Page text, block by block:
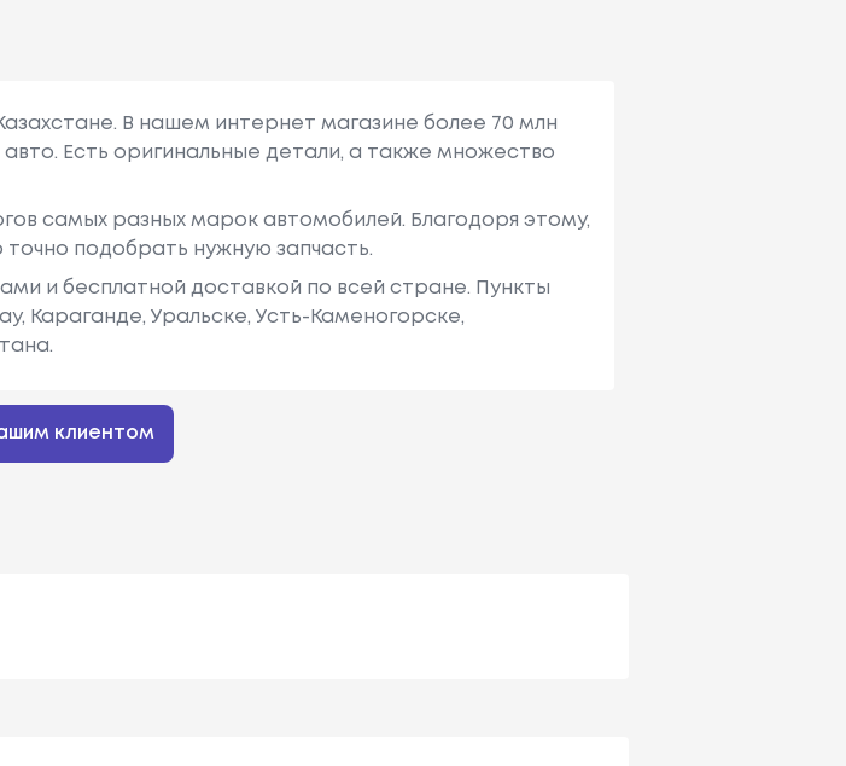
В нашем интернет магазине более 70 млн
Есть оригинальные детали, а также множество
самых разных марок автомобилей. Благодоря этому,
подобрать нужную запчасть.
и бесплатной доставкой по всей стране. Пункты
Караганде, Уральске, Усть-Каменогорске,
клиентом